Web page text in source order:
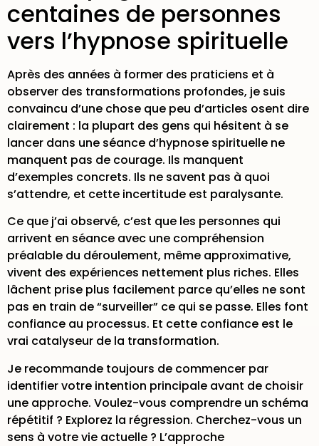
centaines de personnes
vers l’hypnose spirituelle
Après des années à former des praticiens et à
observer des transformations profondes, je suis
convaincu d’une chose que peu d’articles osent dire
clairement : la plupart des gens qui hésitent à se
lancer dans une séance d’hypnose spirituelle ne
manquent pas de courage. Ils manquent
d’exemples concrets. Ils ne savent pas à quoi
s’attendre, et cette incertitude est paralysante.
Ce que j’ai observé, c’est que les personnes qui
arrivent en séance avec une compréhension
préalable du déroulement, même approximative,
vivent des expériences nettement plus riches. Elles
lâchent prise plus facilement parce qu’elles ne sont
pas en train de “surveiller” ce qui se passe. Elles font
confiance au processus. Et cette confiance est le
vrai catalyseur de la transformation.
Je recommande toujours de commencer par
identifier votre intention principale avant de choisir
une approche. Voulez-vous comprendre un schéma
répétitif ? Explorez la régression. Cherchez-vous un
sens à votre vie actuelle ? L’approche